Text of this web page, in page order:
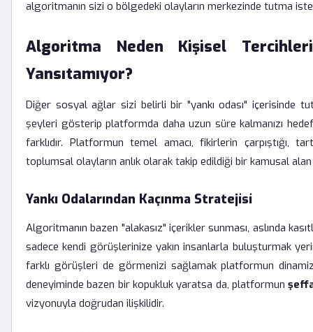
algoritmanın sizi o bölgedeki olayların merkezinde tutma
Algoritma Neden Kişisel
Yansıtamıyor?
Diğer sosyal ağlar sizi belirli bir "yankı odası" içerisinde
şeyleri gösterip platformda daha uzun süre kalmanızı
farklıdır. Platformun temel amacı, fikirlerin çarpıştığı,
toplumsal olayların anlık olarak takip edildiği bir kamusal
Yankı Odalarından Kaçınma Stratejisi
Algoritmanın bazen "alakasız" içerikler sunması, aslında
sadece kendi görüşlerinize yakın insanlarla buluşturmak
farklı görüşleri de görmenizi sağlamak platformun
deneyiminde bazen bir kopukluk yaratsa da, platformun
vizyonuyla doğrudan ilişkilidir.